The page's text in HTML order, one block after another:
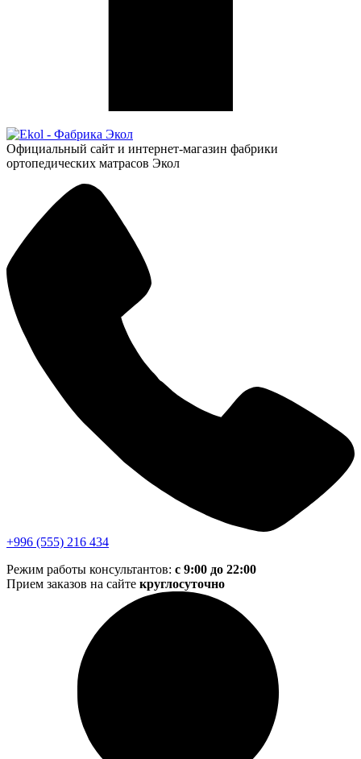
Официальный сайт и интернет-магазин фабрики
ортопедических матрасов Экол
+996 (555) 216 434
Режим работы консультантов: с 9:00 до 22:00
Прием заказов на сайте круглосуточно